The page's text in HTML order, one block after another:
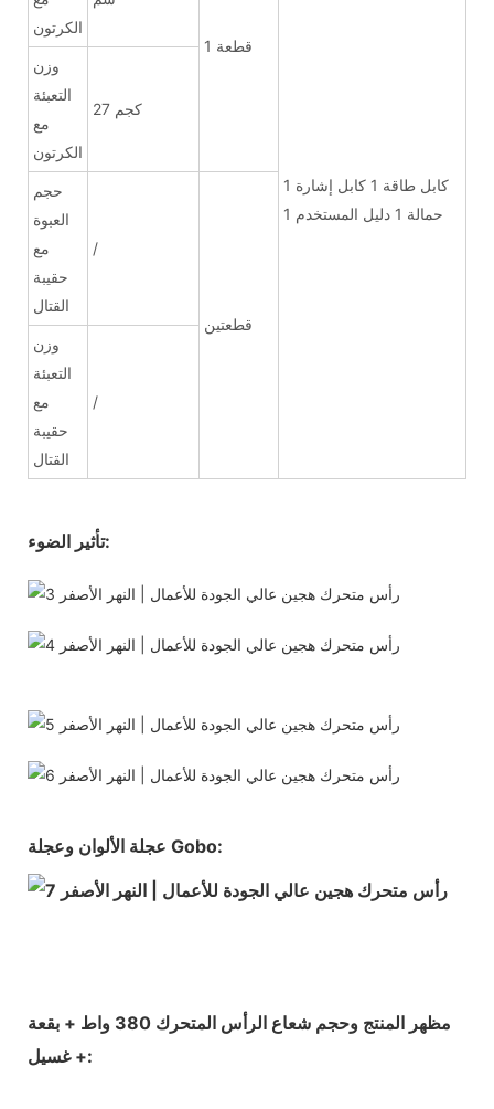
الكرتون
1 قطعة
1 كابل طاقة 1 كابل إشارة
1 حمالة 1 دليل المستخدم
وزن
التعبئة
مع
الكرتون
27 كجم
حجم
العبوة
مع
حقيبة
القتال
/
قطعتين
وزن
التعبئة
مع
حقيبة
القتال
/
تأثير الضوء:
عجلة الألوان وعجلة Gobo:
مظهر المنتج وحجم شعاع الرأس المتحرك 380 واط + بقعة
+ غسيل: